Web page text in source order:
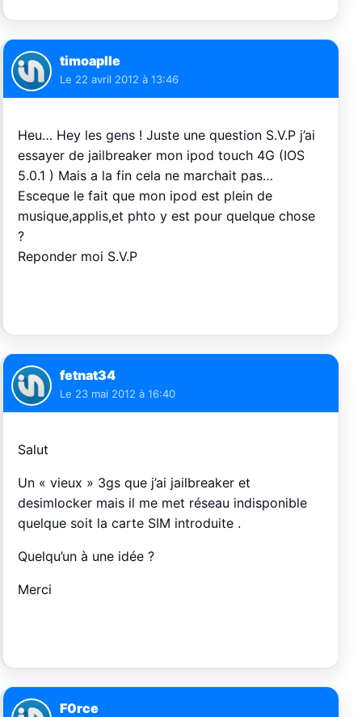
timoaplle
Le 22 avril 2012 à 13:46
Heu… Hey les gens ! Juste une question S.V.P j’ai
essayer de jailbreaker mon ipod touch 4G (IOS
5.0.1 ) Mais a la fin cela ne marchait pas…
Esceque le fait que mon ipod est plein de
musique,applis,et phto y est pour quelque chose
?
Reponder moi S.V.P
fetnat34
Le 23 mai 2012 à 16:40
Salut
Un « vieux » 3gs que j’ai jailbreaker et
desimlocker mais il me met réseau indisponible
quelque soit la carte SIM introduite .
Quelqu’un à une idée ?
Merci
F0rce